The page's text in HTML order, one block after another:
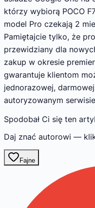
którzy wybiorą POCO
model Pro czekają 2
Pamiętajcie tylko, że
przewidziany dla
zakup w okresie
gwarantuje klientom
jednorazowej,
autoryzowanym
Spodobał Ci się ten
Daj znać autorowi —
Fajne